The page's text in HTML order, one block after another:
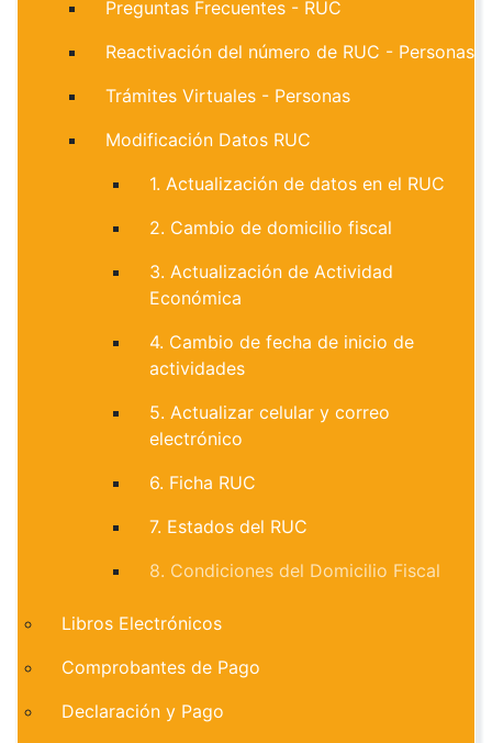
Preguntas Frecuentes - RUC
Reactivación del número de RUC - Personas
Trámites Virtuales - Personas
Modificación Datos RUC
1. Actualización de datos en el RUC
2. Cambio de domicilio fiscal
3. Actualización de Actividad
Económica
4. Cambio de fecha de inicio de
actividades
5. Actualizar celular y correo
electrónico
6. Ficha RUC
7. Estados del RUC
8. Condiciones del Domicilio Fiscal
Libros Electrónicos
Comprobantes de Pago
Declaración y Pago